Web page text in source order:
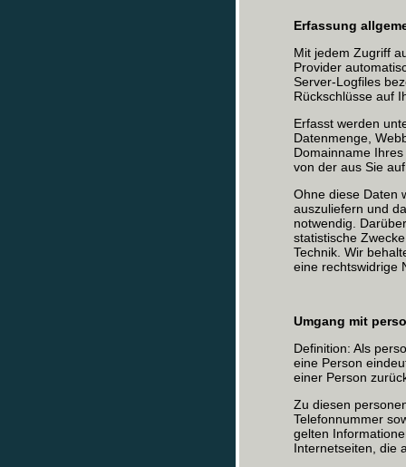
Erfassung
Mit jedem Zugriff
Provider
Server-Logfiles
Rückschlüsse auf
Erfasst werden
Datenmenge,
Domainname
von der aus Sie
Ohne diese Daten
auszuliefern und
notwendig.
statistische
Technik. Wir
eine rechtswidrige
Umgang mit
Definition: Als
eine Person
einer Person
Zu diesen
Telefonnummer
gelten
Internetseiten, die